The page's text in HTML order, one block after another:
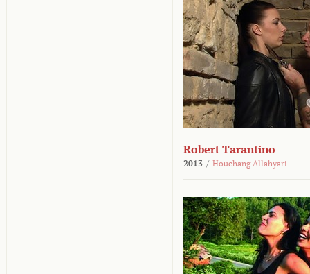
Robert Tarantino
2013 / Houchang Allahyari